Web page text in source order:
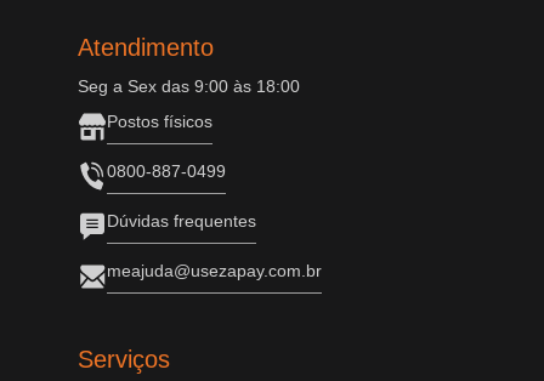
Atendimento
Seg a Sex das 9:00 às 18:00
Postos físicos
0800-887-0499
Dúvidas frequentes
meajuda@usezapay.com.br
Serviços